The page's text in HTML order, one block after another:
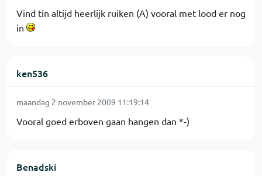
Vind tin altijd heerlijk ruiken (A) vooral met lood er nog
in
ken536
maandag 2 november 2009 11:19:14
Vooral goed erboven gaan hangen dan *-)
Benadski